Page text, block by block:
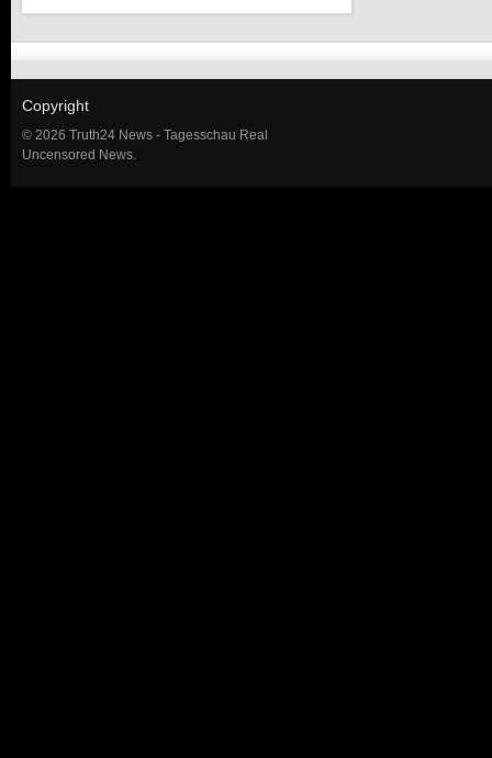
Copyright
© 2026 Truth24 News - Tagesschau Real
Uncensored News.